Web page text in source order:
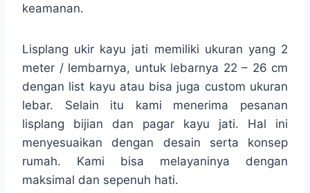
keamanan.
Lisplang ukir kayu jati memiliki ukuran yang 2
meter / lembarnya, untuk lebarnya 22 – 26 cm
dengan list kayu atau bisa juga custom ukuran
lebar. Selain itu kami menerima pesanan
lisplang bijian dan pagar kayu jati. Hal ini
menyesuaikan dengan desain serta konsep
rumah. Kami bisa melayaninya dengan
maksimal dan sepenuh hati.